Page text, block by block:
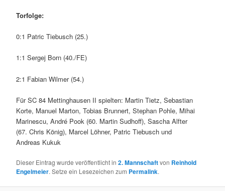
Torfolge:
0:1 Patric Tiebusch (25.)
1:1 Sergej Born (40./FE)
2:1 Fabian Wilmer (54.)
Für SC 84 Mettinghausen II spielten: Martin Tietz, Sebastian
Korte, Manuel Marton, Tobias Brunnert, Stephan Pohle, Mihai
Marinescu, André Pook (60. Martin Sudhoff), Sascha Alfter
(67. Chris König), Marcel Löhner, Patric Tiebusch und
Andreas Kukuk
Dieser Eintrag wurde veröffentlicht in2. Mannschaftvon Reinhold
Engelmeier. Setze ein Lesezeichen zum Permalink.